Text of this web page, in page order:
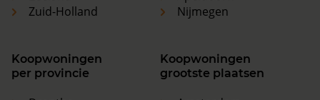
Zuid-Holland
Nijmegen
Koopwoningen
per provincie
Koopwoningen
grootste plaatsen